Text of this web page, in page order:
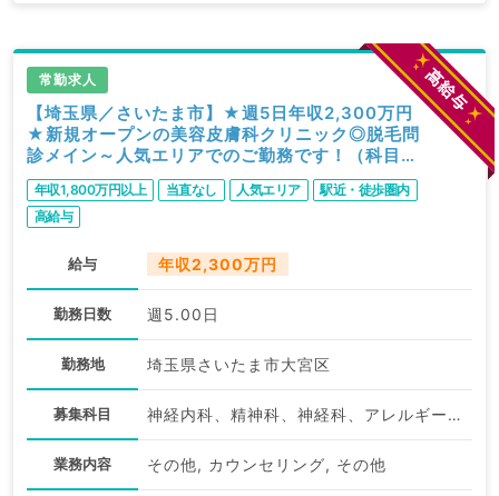
常勤求人
【埼玉県／さいたま市】★週5日年収2,300万円
★新規オープンの美容皮膚科クリニック◎脱毛問
診メイン～人気エリアでのご勤務です！（科目不
問／常勤）
年収1,800万円以上 当直なし 人気エリア
駅近・徒歩圏内
高給与
給与 年収2,300万円
勤務日数 週5.00日
勤務地 埼玉県さいたま市大宮区
募集科目 神経内科、精神科、神経科、アレルギー科、リウマチ科、小児科、整形外科、形成外科、美容外科、脳神経外科、呼吸器外科、心臓血管外科、小児外科、皮膚科、泌尿器科、産婦人科、産科、婦人科、眼科、耳鼻咽喉科、気管食道科、放射線科、リハビリテーション科、麻酔科、ペインクリニック、人工透析科、緩和ケア科、一般内科、循環器内科、呼吸器内科、消化器内科、内分泌・代謝内科、腎臓内科、老年内科、血液内科、外科系全般、一般外科、消化器外科、乳腺外科、総合診療科、美容皮膚科、健診・人間ドック、救急科・ＩＣＵ、病理科、基礎医学系、膠原病科、スポーツ整形外科、大腸・肛門外科、産業医、脊髄・脊椎外科、科目不問
業務内容 その他, カウンセリング, その他